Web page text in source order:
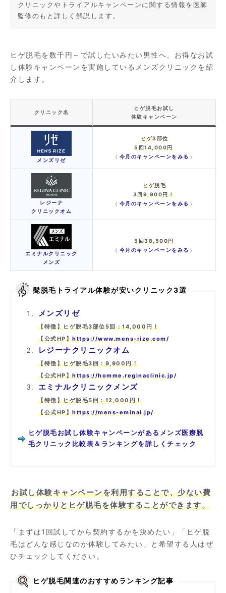
クリニックやトライアルキャンペーンに関する情報を医師
監修のもと詳しく解説します。
ヒゲ脱毛を数千円～で試したいみたい男性へ、お得なお試
し体験キャンペーンを実施しているメンズクリニックを紹
介します。
クリニック名
ヒゲ脱毛お試し
体験キャンペーン
メンズリゼ
ヒゲ3部位
5回14,000円
（ 今月のキャンペーンをみる ）
レジーナ
クリニックオム
ヒゲ脱毛
3回9,900円！
（ 今月のキャンペーンをみる ）
エミナルクリニック
メンズ
5回38,500円
（ 今月のキャンペーンをみる ）
髭脱毛トライアル体験が安いクリニック3選
メンズリゼ
【特徴】ヒゲ脱毛3部位5回：14,000円！
【公式HP】https://www.mens-rize.com/
レジーナクリニックオム
【特徴】ヒゲ脱毛3回：9,900円！
【公式HP】https://homme.reginaclinic.jp/
エミナルクリニックメンズ
【特徴】ヒゲ脱毛5回：12,000円！
【公式HP】https://mens-eminal.jp/
ヒゲ脱毛お試し体験キャンペーンがあるメンズ医療脱
毛クリニック比較表＆ランキングを詳しくチェック
お試し体験キャンペーンを利用することで、少ない費
用でしっかりとヒゲ脱毛を体験することができます。
「まずは1回試してから契約するかを決めたい」「ヒゲ脱
毛はどんな感じなのか体験してみたい」と希望する人はぜ
ひチェックしてください。
ヒゲ脱毛関連のおすすめランキング記事